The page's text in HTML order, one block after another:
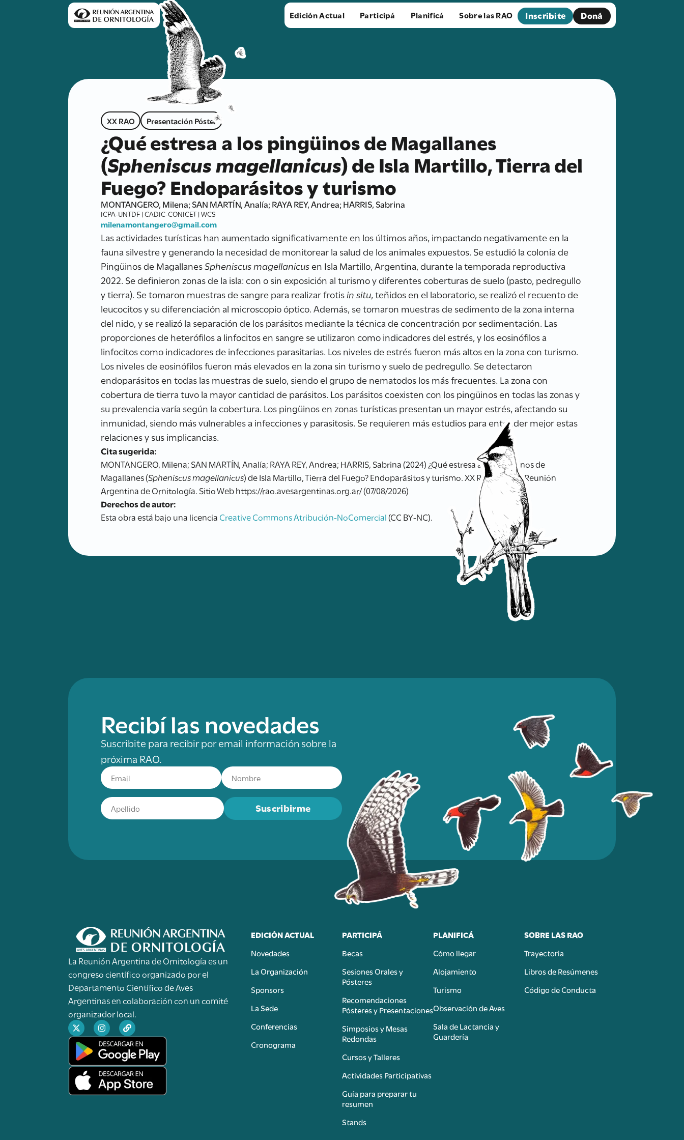
Edición Actual Participá Planificá Sobre las RAO Inscribite Doná
XX RAO Presentación Póster
¿Qué estresa a los pingüinos de Magallanes
(Spheniscus magellanicus) de Isla Martillo, Tierra del
Fuego? Endoparásitos y turismo
MONTANGERO, Milena; SAN MARTÍN, Analía; RAYA REY, Andrea; HARRIS, Sabrina
ICPA-UNTDF | CADIC-CONICET | WCS
milenamontangero@gmail.com
Las actividades turísticas han aumentado significativamente en los últimos años, impactando negativamente en la
fauna silvestre y generando la necesidad de monitorear la salud de los animales expuestos. Se estudió la colonia de
Pingüinos de MagallanesSpheniscus magellanicusen Isla Martillo, Argentina, durante la temporada reproductiva
2022. Se definieron zonas de la isla: con o sin exposición al turismo y diferentes coberturas de suelo (pasto, pedregullo
y tierra). Se tomaron muestras de sangre para realizar frotisin situ, teñidos en el laboratorio, se realizó el recuento de
leucocitos y su diferenciación al microscopio óptico. Además, se tomaron muestras de sedimento de la zona interna
del nido, y se realizó la separación de los parásitos mediante la técnica de concentración por sedimentación. Las
proporciones de heterófilos a linfocitos en sangre se utilizaron como indicadores del estrés, y los eosinófilos a
linfocitos como indicadores de infecciones parasitarias. Los niveles de estrés fueron más altos en la zona con turismo.
Los niveles de eosinófilos fueron más elevados en la zona sin turismo y suelo de pedregullo. Se detectaron
endoparásitos en todas las muestras de suelo, siendo el grupo de nematodos los más frecuentes. La zona con
cobertura de tierra tuvo la mayor cantidad de parásitos. Los parásitos coexisten con los pingüinos en todas las zonas y
su prevalencia varía según la cobertura. Los pingüinos en zonas turísticas presentan un mayor estrés, afectando su
inmunidad, siendo más vulnerables a infecciones y parasitosis. Se requieren más estudios para entender mejor estas
relaciones y sus implicancias.
Cita sugerida:
MONTANGERO, Milena; SAN MARTÍN, Analía; RAYA REY, Andrea; HARRIS, Sabrina (2024) ¿Qué estresa a los pingüinos de
Magallanes (Spheniscus magellanicus) de Isla Martillo, Tierra del Fuego? Endoparásitos y turismo. XX RAO 228 pp. Reunión
Argentina de Ornitología. Sitio Web https://rao.avesargentinas.org.ar/ (07/08/2026)
Derechos de autor:
Esta obra está bajo una licencia Creative Commons Atribución-NoComercial(CC BY-NC).
Recibí las novedades
Suscribite para recibir por email información sobre la
próxima RAO.
Suscribirme
La Reunión Argentina de Ornitología es un
congreso científico organizado por el
Departamento Científico de Aves
Argentinas en colaboración con un comité
organizador local.
EDICIÓN ACTUAL
Novedades
La Organización
Sponsors
La Sede
Conferencias
Cronograma
PARTICIPÁ
Becas
Sesiones Orales y
Pósteres
Recomendaciones
Pósteres y Presentaciones
Simposios y Mesas
Redondas
Cursos y Talleres
Actividades Participativas
Guía para preparar tu
resumen
Stands
PLANIFICÁ
Cómo llegar
Alojamiento
Turismo
Observación de Aves
Sala de Lactancia y
Guardería
SOBRE LAS RAO
Trayectoria
Libros de Resúmenes
Código de Conducta